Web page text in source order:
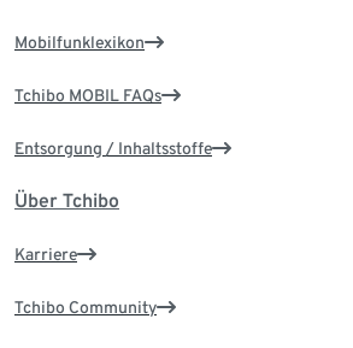
Mobilfunklexikon
Tchibo MOBIL FAQs
Entsorgung / Inhaltsstoffe
Über Tchibo
Karriere
Tchibo Community